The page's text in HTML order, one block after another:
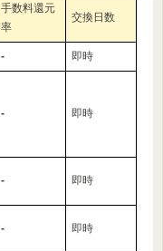
手数料還元
率
交換日数
‐ 即時
‐ 即時
‐ 即時
‐ 即時